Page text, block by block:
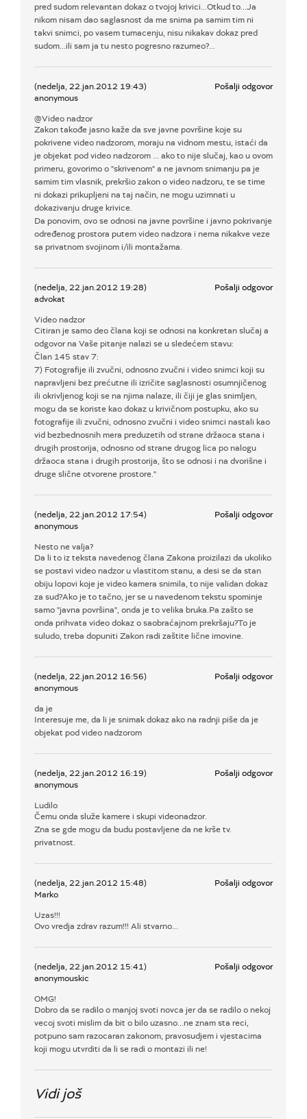
pred sudom relevantan dokaz o tvojoj krivici...Otkud to...Ja
nikom nisam dao saglasnost da me snima pa samim tim ni
takvi snimci, po vasem tumacenju, nisu nikakav dokaz pred
sudom...ili sam ja tu nesto pogresno razumeo?...
(nedelja, 22.jan.2012 19:43)
anonymous
Pošalji odgovor
@Video nadzor
Zakon takođe jasno kaže da sve javne površine koje su
pokrivene video nadzorom, moraju na vidnom mestu, istaći da
je objekat pod video nadzorom ... ako to nije slučaj, kao u ovom
primeru, govorimo o "skrivenom" a ne javnom snimanju pa je
samim tim vlasnik, prekršio zakon o video nadzoru, te se time
ni dokazi prikupljeni na taj način, ne mogu uzimnati u
dokazivanju druge krivice.
Da ponovim, ovo se odnosi na javne površine i javno pokrivanje
određenog prostora putem video nadzora i nema nikakve veze
sa privatnom svojinom i/ili montažama.
(nedelja, 22.jan.2012 19:28)
advokat
Pošalji odgovor
Video nadzor
Citiran je samo deo člana koji se odnosi na konkretan slučaj a
odgovor na Vaše pitanje nalazi se u sledećem stavu:
Član 145 stav 7:
7) Fotografije ili zvučni, odnosno zvučni i video snimci koji su
napravljeni bez prećutne ili izričite saglasnosti osumnjičenog
ili okrivljenog koji se na njima nalaze, ili čiji je glas snimljen,
mogu da se koriste kao dokaz u krivičnom postupku, ako su
fotografije ili zvučni, odnosno zvučni i video snimci nastali kao
vid bezbednosnih mera preduzetih od strane držaoca stana i
drugih prostorija, odnosno od strane drugog lica po nalogu
držaoca stana i drugih prostorija, što se odnosi i na dvorišne i
druge slične otvorene prostore."
(nedelja, 22.jan.2012 17:54)
anonymous
Pošalji odgovor
Nesto ne valja?
Da li to iz teksta navedenog člana Zakona proizilazi da ukoliko
se postavi video nadzor u vlastitom stanu, a desi se da stan
obiju lopovi koje je video kamera snimila, to nije validan dokaz
za sud?Ako je to tačno, jer se u navedenom tekstu spominje
samo "javna površina", onda je to velika bruka.Pa zašto se
onda prihvata video dokaz o saobraćajnom prekršaju?To je
suludo, treba dopuniti Zakon radi zaštite lične imovine.
(nedelja, 22.jan.2012 16:56)
anonymous
Pošalji odgovor
da je
Interesuje me, da li je snimak dokaz ako na radnji piše da je
objekat pod video nadzorom
(nedelja, 22.jan.2012 16:19)
anonymous
Pošalji odgovor
Ludilo
Čemu onda služe kamere i skupi videonadzor.
Zna se gde mogu da budu postavljene da ne krše tv.
privatnost.
(nedelja, 22.jan.2012 15:48)
Marko
Pošalji odgovor
Uzas!!!
Ovo vredja zdrav razum!!! Ali stvarno...
(nedelja, 22.jan.2012 15:41)
anonymouskic
Pošalji odgovor
OMG!
Dobro da se radilo o manjoj svoti novca jer da se radilo o nekoj
vecoj svoti mislim da bit o bilo uzasno...ne znam sta reci,
potpuno sam razocaran zakonom, pravosudjem i vjestacima
koji mogu utvrditi da li se radi o montazi ili ne!
Vidi još